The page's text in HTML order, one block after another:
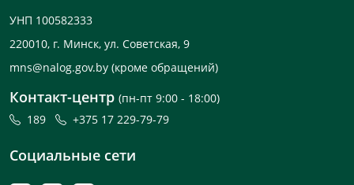
УНП 100582333
220010, г. Минск, ул. Советская, 9
mns@nalog.gov.by (кроме обращений)
Контакт-центр (пн-пт 9:00 - 18:00)
189
+375 17 229-79-79
Социальные сети